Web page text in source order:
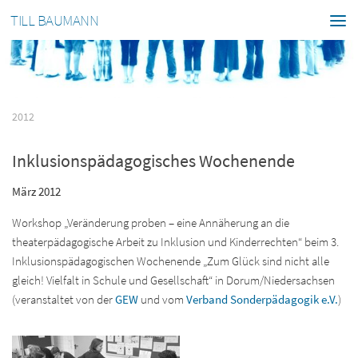
TILL BAUMANN
2012
Inklusionspädagogisches Wochenende
März 2012
Workshop „Veränderung proben – eine Annäherung an die
theaterpädagogische Arbeit zu Inklusion und Kinderrechten“ beim 3.
Inklusionspädagogischen Wochenende „Zum Glück sind nicht alle
gleich! Vielfalt in Schule und Gesellschaft“ in Dorum/Niedersachsen
(veranstaltet von derGEW und vom Verband Sonderpädagogik e.V.)